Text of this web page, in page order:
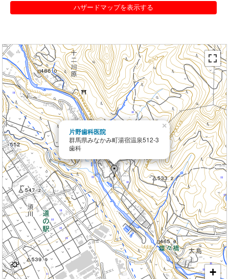
ハザードマップを表示する
片野歯科医院
群馬県みなかみ町湯宿温泉512-3
歯科
×
+